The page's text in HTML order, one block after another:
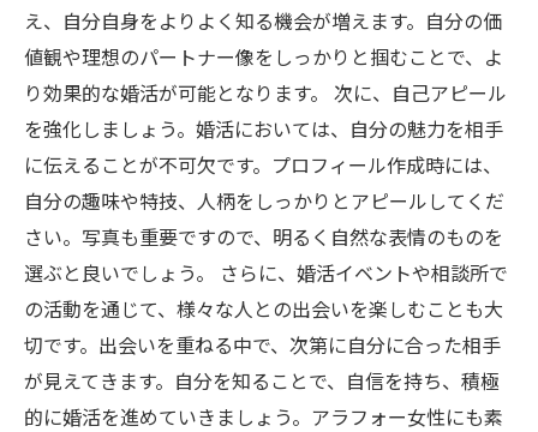
え、自分自身をよりよく知る機会が増えます。自分の価
値観や理想のパートナー像をしっかりと掴むことで、よ
り効果的な婚活が可能となります。 次に、自己アピール
を強化しましょう。婚活においては、自分の魅力を相手
に伝えることが不可欠です。プロフィール作成時には、
自分の趣味や特技、人柄をしっかりとアピールしてくだ
さい。写真も重要ですので、明るく自然な表情のものを
選ぶと良いでしょう。 さらに、婚活イベントや相談所で
の活動を通じて、様々な人との出会いを楽しむことも大
切です。出会いを重ねる中で、次第に自分に合った相手
が見えてきます。自分を知ることで、自信を持ち、積極
的に婚活を進めていきましょう。アラフォー女性にも素